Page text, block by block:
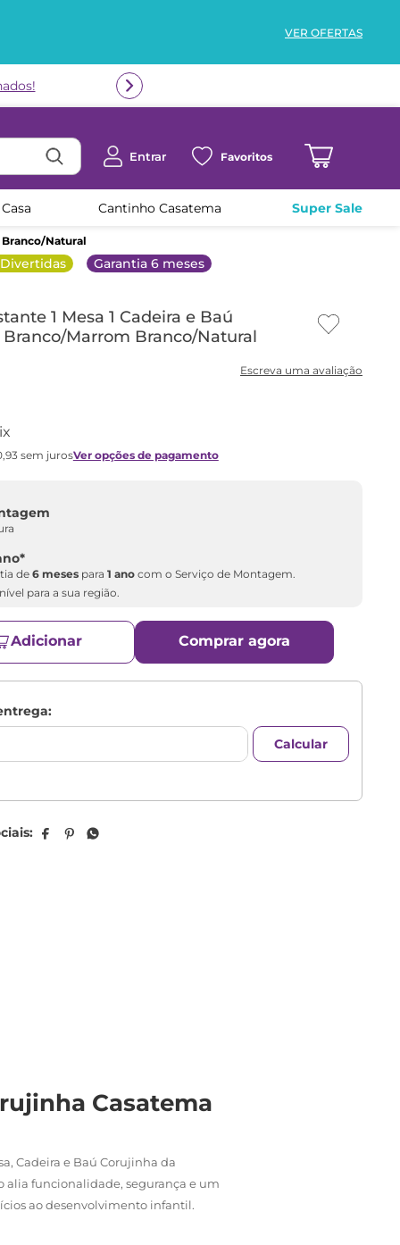
VER OFERTAS
Entrar Favoritos
Cantinho Casatema Super Sale
Branco/Natural
Garantia 6 meses
1 Mesa 1 Cadeira e Baú
Marrom Branco/Natural
, 93sem jurosVer opções de pagamento
*
de6 meses para1 ano com o Serviço de Montagem.
para a sua região.
Adicionar Comprar agora
Casatema
Cadeira e Baú Corujinha da
alia funcionalidade, segurança e um
ao desenvolvimento infantil.